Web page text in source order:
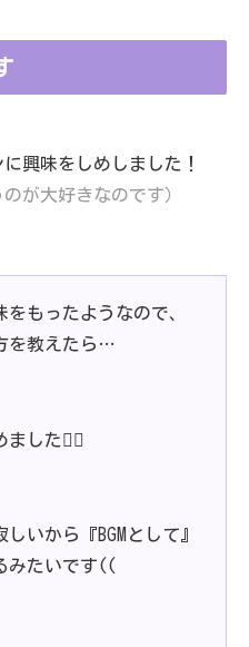
興味をしめしました！
が大好きなのです）
もったようなので、
を教えたら…
した🤦‍♀️
いから『BGMとして』
みたいです((